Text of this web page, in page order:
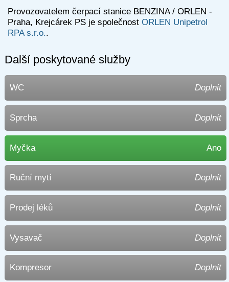
Provozovatelem čerpací stanice BENZINA / ORLEN -
Praha, Krejcárek PS je společnost ORLEN Unipetrol
RPA s.r.o..
Další poskytované služby
WC Doplnit
Sprcha Doplnit
Myčka Ano
Ruční mytí Doplnit
Prodej léků Doplnit
Vysavač Doplnit
Kompresor Doplnit